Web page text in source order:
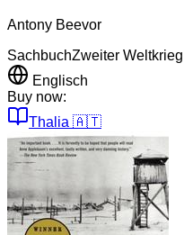
Antony Beevor
SachbuchZweiter Weltkrieg
Englisch
Buy now:
Thalia 🇦🇹